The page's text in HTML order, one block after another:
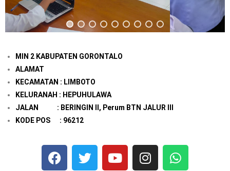
MIN 2 KABUPATEN GORONTALO
ALAMAT
KECAMATAN : LIMBOTO
KELURANAH : HEPUHULAWA
JALAN : BERINGIN II, Perum BTN JALUR III
KODE POS : 96212